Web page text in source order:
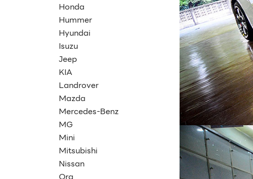
Honda
Hummer
Hyundai
Isuzu
Jeep
KIA
Landrover
Mazda
Mercedes-Benz
MG
Mini
Mitsubishi
Nissan